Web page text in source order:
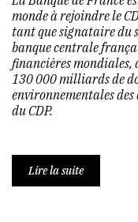
monde à rejoindre le
tant que signataire du
banque centrale
financières mondiales,
130 000 milliards de
environnementales
du CDP.
Lire la suite